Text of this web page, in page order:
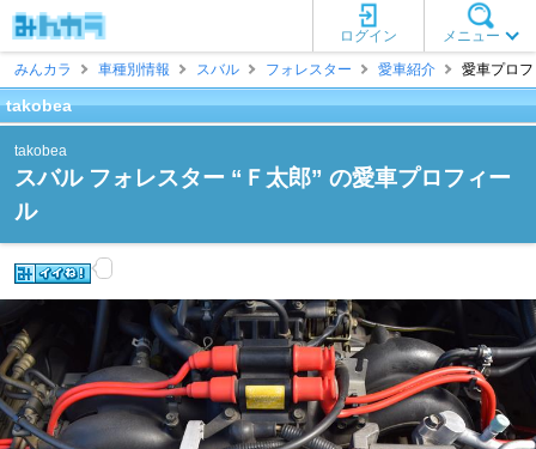
メニュー
ログイン
みんカラ
車種別情報 スバル フォレスター 愛車紹介 愛車プロ
takobea
takobea
スバル フォレスター “Ｆ太郎” の愛車プロフィー
ル